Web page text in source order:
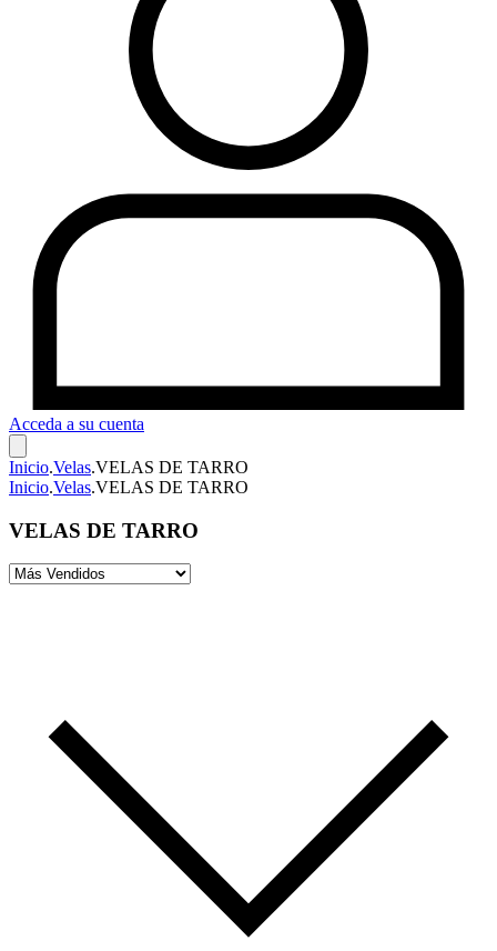
Acceda a su cuenta
Inicio.Velas.VELAS DE TARRO
Inicio.Velas.VELAS DE TARRO
VELAS DE TARRO